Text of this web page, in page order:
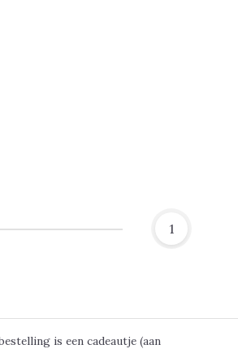
1
is een cadeautje (aan